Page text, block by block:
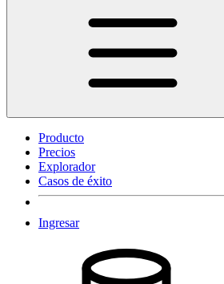
Producto
Precios
Explorador
Casos de éxito
Ingresar